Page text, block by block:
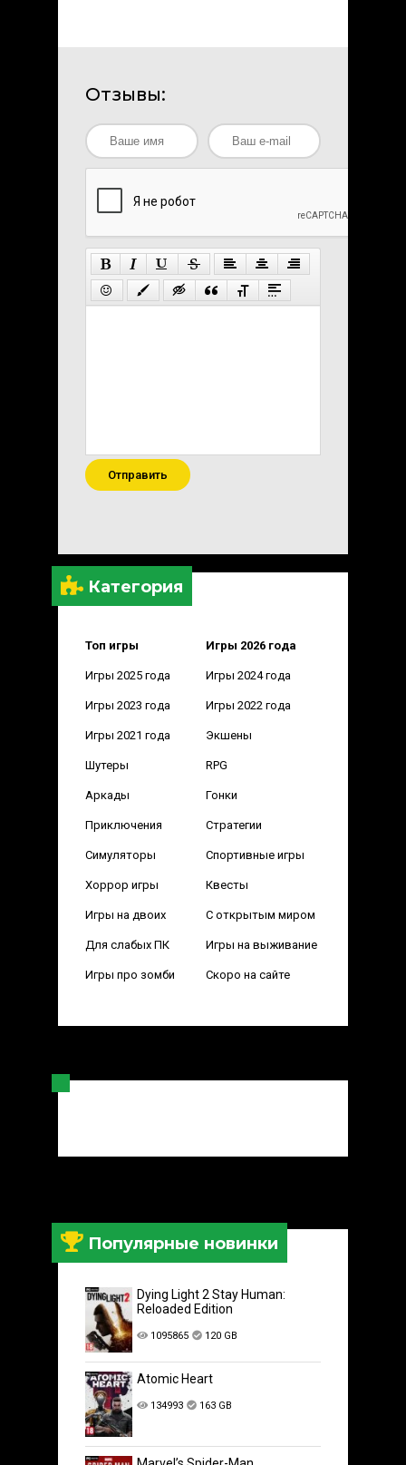
Категория
Топ игры Игры 2026 года
Игры 2025 года Игры 2024 года
Игры 2023 года Игры 2022 года
Игры 2021 года Экшены
Шутеры RPG
Аркады Гонки
Приключения Стратегии
Симуляторы Спортивные игры
Хоррор игры Квесты
Игры на двоих С открытым миром
Для слабых ПК Игры на выживание
Игры про зомби Скоро на сайте
Популярные новинки
Dying Light 2 Stay Human:
Reloaded Edition
1095865 120 GB
Atomic Heart
134993 163 GB
Отзывы:
Отправить